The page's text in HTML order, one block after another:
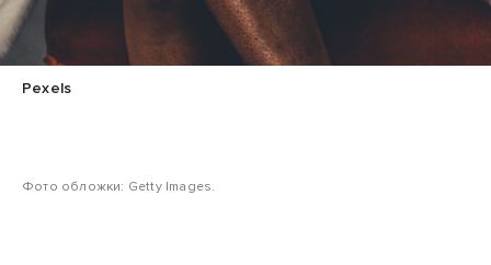
Pexels
Фото обложки: Getty Images.